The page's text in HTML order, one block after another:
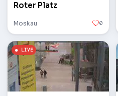
Roter Platz
Moskau 0